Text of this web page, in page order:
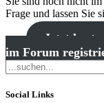
Frage und lassen Sie
Jetzt
im Forum
Social Links